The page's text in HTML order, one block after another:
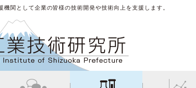
機関として企業の皆様の技術開発や技術向上を支援します。